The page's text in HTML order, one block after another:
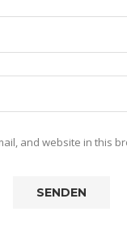
and website in this